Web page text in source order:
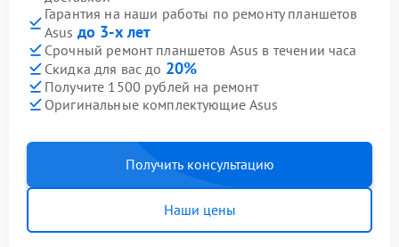
Гарантия на наши работы по ремонту планшетов
Asus до 3-х лет
Срочный ремонт планшетов Asus в течении часа
Скидка для вас до 20%
Получите 1500 рублей на ремонт
Оригинальные комплектующие Asus
Получить консультацию
Наши цены